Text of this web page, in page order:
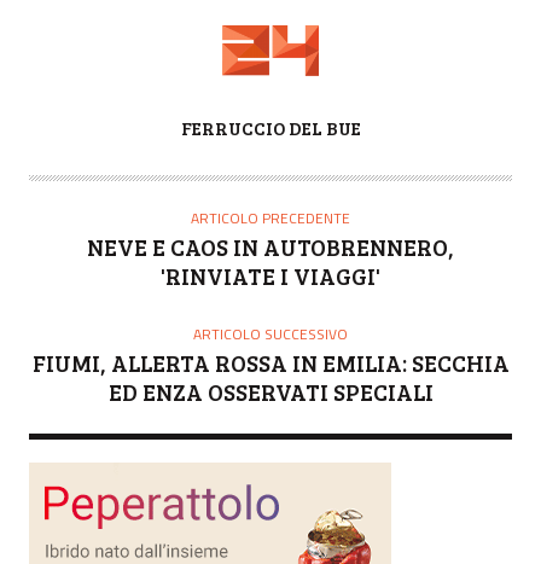
T
FERRUCCIO DEL BUE
ARTICOLO PRECEDENTE
NEVE E CAOS IN AUTOBRENNERO,
'RINVIATE I VIAGGI'
ARTICOLO SUCCESSIVO
FIUMI, ALLERTA ROSSA IN EMILIA: SECCHIA
ED ENZA OSSERVATI SPECIALI